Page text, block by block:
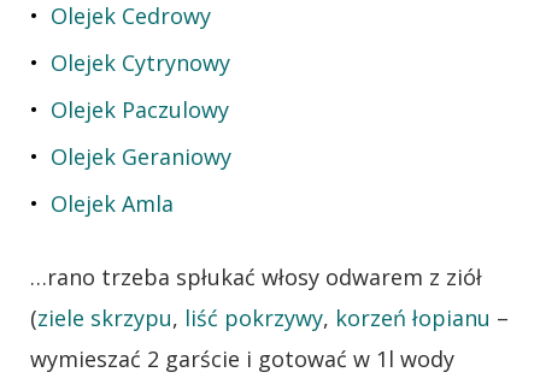
Olejek Cedrowy
Olejek Cytrynowy
Olejek Paczulowy
Olejek Geraniowy
Olejek Amla
…rano trzeba spłukać włosy odwarem z ziół
(ziele skrzypu, liść pokrzywy, korzeń łopianu –
wymieszać 2 garście i gotować w 1l wody